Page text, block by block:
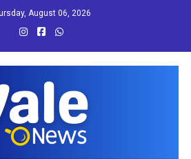
August 06, 2026